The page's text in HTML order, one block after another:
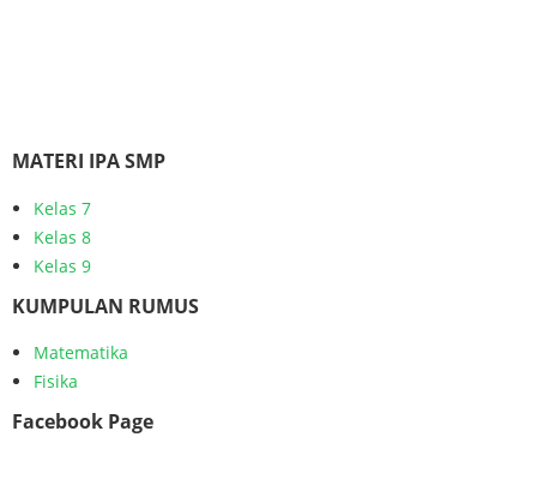
MATERI IPA SMP
Kelas 7
Kelas 8
Kelas 9
KUMPULAN RUMUS
Matematika
Fisika
Facebook Page